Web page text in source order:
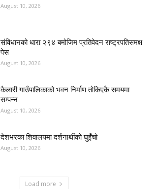
August 10, 2026
संविधानको धारा २९४ बमोजिम प्रतिवेदन राष्ट्रपतिसमक्ष
पेस
August 10, 2026
कैलारी गाउँपालिकाको भवन निर्माण तोकिएकै समयमा
सम्पन्न
August 10, 2026
देशभरका शिवालयमा दर्शनार्थीको घुइँचो
August 10, 2026
Load more